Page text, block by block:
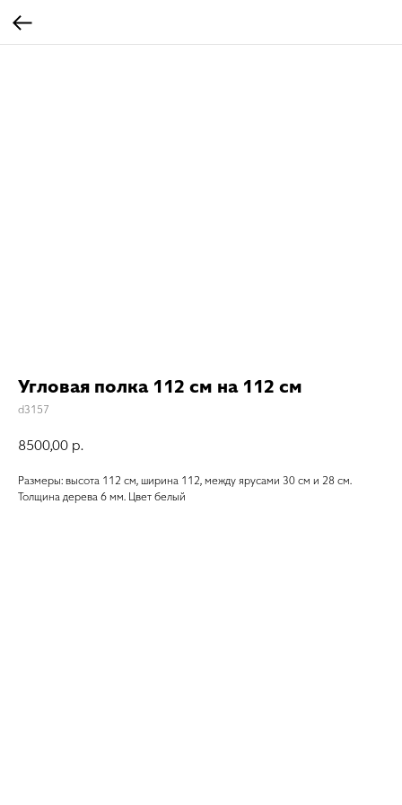
Угловая полка 112 см на 112 см
d3157
8500,00 р.
Размеры: высота 112 см, ширина 112, между ярусами 30 см и 28 см.
Толщина дерева 6 мм. Цвет белый